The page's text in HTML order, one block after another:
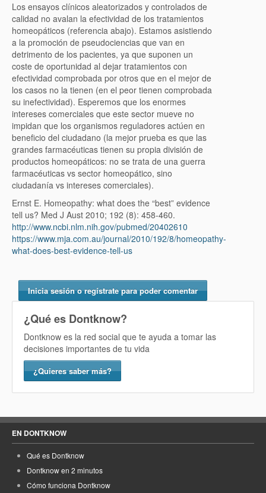
Los ensayos clínicos aleatorizados y controlados de
calidad no avalan la efectividad de los tratamientos
homeopáticos (referencia abajo). Estamos asistiendo
a la promoción de pseudociencias que van en
detrimento de los pacientes, ya que suponen un
coste de oportunidad al dejar tratamientos con
efectividad comprobada por otros que en el mejor de
los casos no la tienen (en el peor tienen comprobada
su inefectividad). Esperemos que los enormes
intereses comerciales que este sector mueve no
impidan que los organismos reguladores actúen en
beneficio del ciudadano (la mejor prueba es que las
grandes farmacéuticas tienen su propia división de
productos homeopáticos: no se trata de una guerra
farmacéuticas vs sector homeopático, sino
ciudadanía vs intereses comerciales).
Ernst E. Homeopathy: what does the “best” evidence
tell us? Med J Aust 2010; 192 (8): 458-460.
http://www.ncbi.nlm.nih.gov/pubmed/20402610
https://www.mja.com.au/journal/2010/192/8/homeopathy-
what-does-best-evidence-tell-us
Inicia sesión o regístrate para poder comentar
¿Qué es Dontknow?
Dontknow es la red social que te ayuda a tomar las
decisiones importantes de tu vida
¿Quieres saber más?
EN DONTKNOW
Qué es Dontknow
Dontknow en 2 minutos
Cómo funciona Dontknow